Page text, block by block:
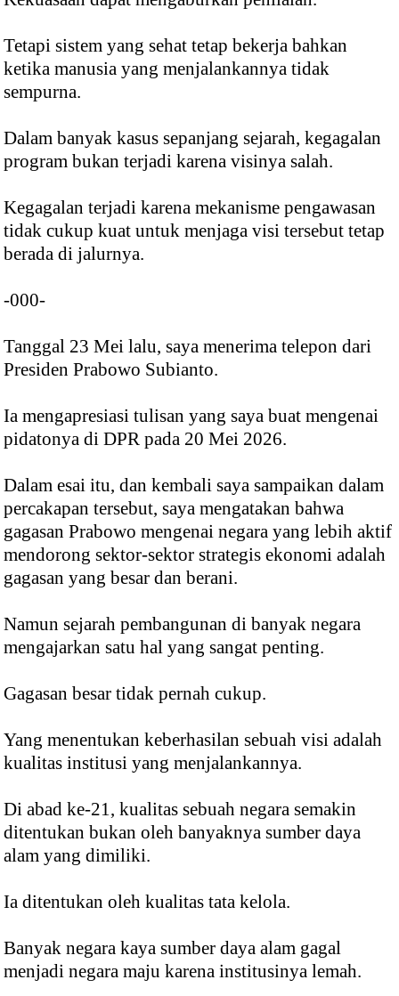
Tetapi sistem yang sehat tetap bekerja bahkan
ketika manusia yang menjalankannya tidak
sempurna.
Dalam banyak kasus sepanjang sejarah, kegagalan
program bukan terjadi karena visinya salah.
Kegagalan terjadi karena mekanisme pengawasan
tidak cukup kuat untuk menjaga visi tersebut tetap
berada di jalurnya.
-000-
Tanggal 23 Mei lalu, saya menerima telepon dari
Presiden Prabowo Subianto.
Ia mengapresiasi tulisan yang saya buat mengenai
pidatonya di DPR pada 20 Mei 2026.
Dalam esai itu, dan kembali saya sampaikan dalam
percakapan tersebut, saya mengatakan bahwa
gagasan Prabowo mengenai negara yang lebih aktif
mendorong sektor-sektor strategis ekonomi adalah
gagasan yang besar dan berani.
Namun sejarah pembangunan di banyak negara
mengajarkan satu hal yang sangat penting.
Gagasan besar tidak pernah cukup.
Yang menentukan keberhasilan sebuah visi adalah
kualitas institusi yang menjalankannya.
Di abad ke-21, kualitas sebuah negara semakin
ditentukan bukan oleh banyaknya sumber daya
alam yang dimiliki.
Ia ditentukan oleh kualitas tata kelola.
Banyak negara kaya sumber daya alam gagal
menjadi negara maju karena institusinya lemah.